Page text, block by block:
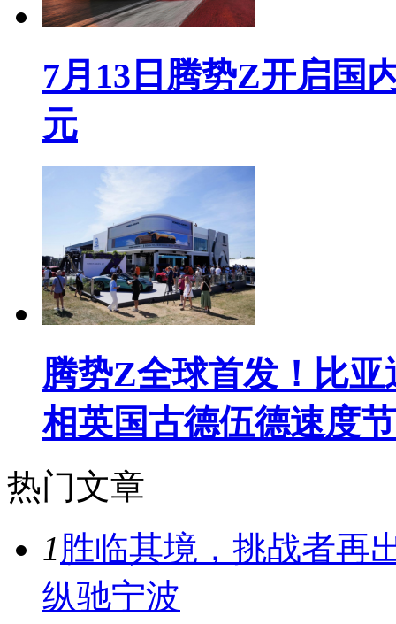
7月13日腾势Z开启国
元
腾势Z全球首发！比
相英国古德伍德速度节
热门文章
1胜临其境，挑战者再
纵驰宁波